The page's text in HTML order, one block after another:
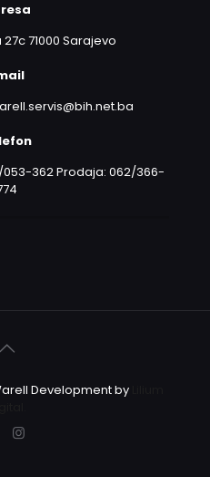
71000 Sarajevo
053-362 Prodaja: 062/366-
Development by